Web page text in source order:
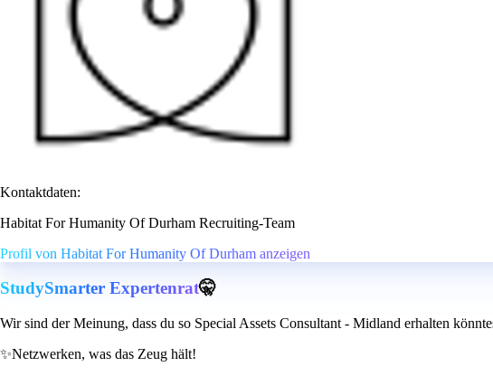
Kontaktdaten:
Habitat For Humanity Of Durham Recruiting-Team
Profil von Habitat For Humanity Of Durham anzeigen
StudySmarter Expertenrat🤫
Wir sind der Meinung, dass du so Special Assets Consultant - Midland erhalten
✨Netzwerken, was das Zeug hält!